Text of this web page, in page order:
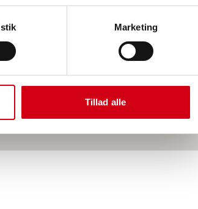
Marketing
Tillad alle
ROCKWOOL i Roskilde
ROCKWOOL i Næstved
ROCKWOOL i København
ROCKWOOL i Sorø
ROCKWOOL i Faxe